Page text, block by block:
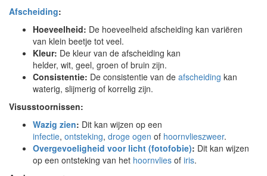
Afscheiding:
Hoeveelheid: De hoeveelheid afscheiding kan variëren
van klein beetje tot veel.
Kleur: De kleur van de afscheiding kan
helder, wit, geel, groen of bruin zijn.
Consistentie: De consistentie van de afscheiding kan
waterig, slijmerig of korrelig zijn.
Visusstoornissen:
Wazig zien: Dit kan wijzen op een
infectie, ontsteking, droge ogen of hoornvlieszweer.
Overgevoeligheid voor licht (fotofobie): Dit kan wijzen
op een ontsteking van het hoornvlies of iris.